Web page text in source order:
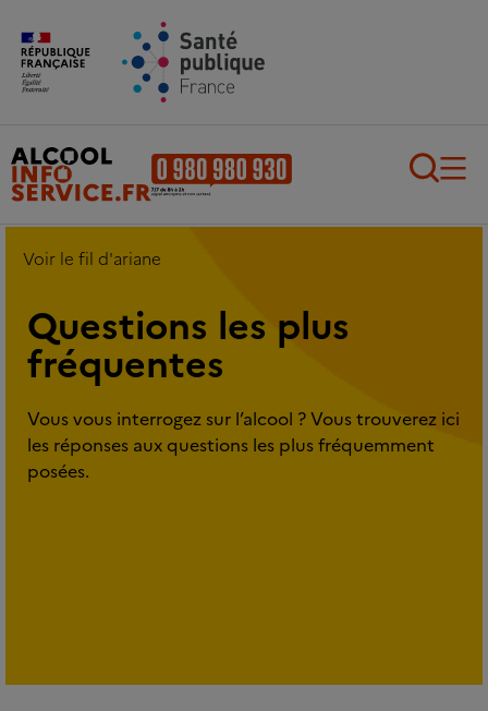
Aller au contenu principal
Voir le fil d'ariane
Questions les plus
fréquentes
Vous vous interrogez sur l’alcool ? Vous trouverez ici
les réponses aux questions les plus fréquemment
posées.